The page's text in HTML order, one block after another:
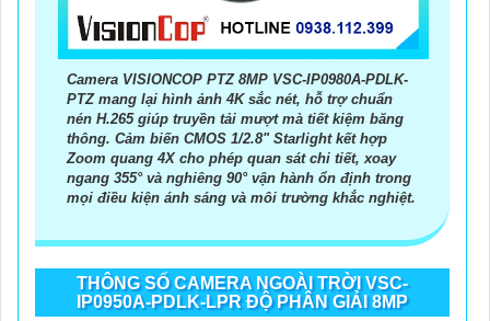
Camera VISIONCOP PTZ 8MP VSC-IP0980A-PDLK-
PTZ mang lại hình ảnh 4K sắc nét, hỗ trợ chuẩn
nén H.265 giúp truyền tải mượt mà tiết kiệm băng
thông. Cảm biến CMOS 1/2.8" Starlight kết hợp
Zoom quang 4X cho phép quan sát chi tiết, xoay
ngang 355° và nghiêng 90° vận hành ổn định trong
mọi điều kiện ánh sáng và môi trường khắc nghiệt.
THÔNG SỐ CAMERA NGOÀI TRỜI VSC-
IP0950A-PDLK-LPR ĐỘ PHÂN GIẢI 8MP